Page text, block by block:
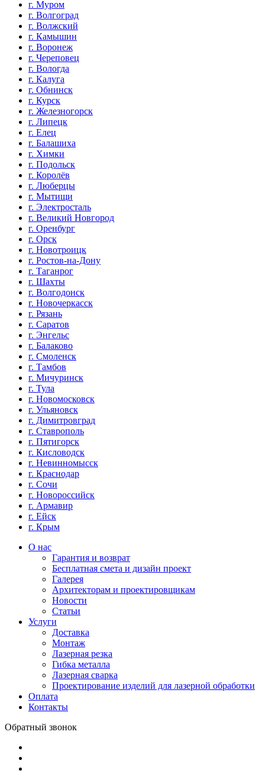
г. Муром
г. Волгоград
г. Волжский
г. Камышин
г. Воронеж
г. Череповец
г. Вологда
г. Калуга
г. Обнинск
г. Курск
г. Железногорск
г. Липецк
г. Елец
г. Балашиха
г. Химки
г. Подольск
г. Королёв
г. Люберцы
г. Мытищи
г. Электросталь
г. Великий Новгород
г. Оренбург
г. Орск
г. Новотроицк
г. Ростов-на-Дону
г. Таганрог
г. Шахты
г. Волгодонск
г. Новочеркасск
г. Рязань
г. Саратов
г. Энгельс
г. Балаково
г. Смоленск
г. Тамбов
г. Мичуринск
г. Тула
г. Новомосковск
г. Ульяновск
г. Димитровград
г. Ставрополь
г. Пятигорск
г. Кисловодск
г. Невинномысск
г. Краснодар
г. Сочи
г. Новороссийск
г. Армавир
г. Ейск
г. Крым
О нас
Гарантия и возврат
Бесплатная смета и дизайн проект
Галерея
Архитекторам и проектировщикам
Новости
Статьи
Услуги
Доставка
Монтаж
Лазерная резка
Гибка металла
Лазерная сварка
Проектирование изделий для лазерной обработки
Оплата
Контакты
Обратный звонок